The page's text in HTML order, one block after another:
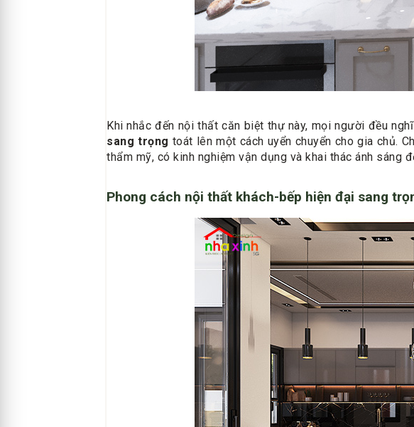
Khi nhắc đến nội thất căn biệt thự này, mọi người đều
sang trọng toát lên một cách uyển chuyển cho gia chủ.
thẩm mỹ, có kinh nghiệm vận dụng và khai thác ánh sáng
Phong cách nội thất khách-bếp hiện đại sang